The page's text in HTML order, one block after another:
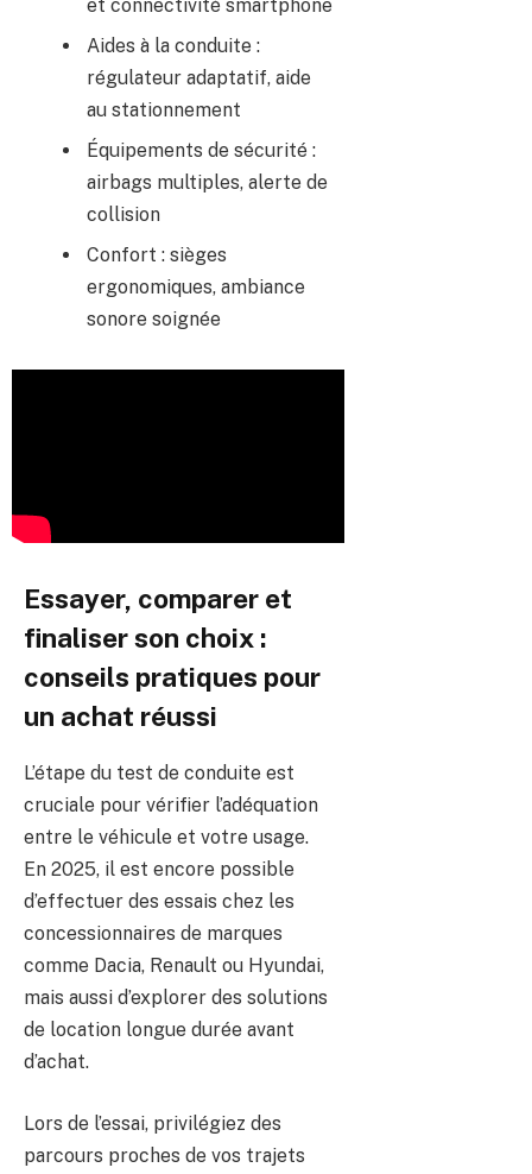
et connectivité smartphone
Aides à la conduite :
régulateur adaptatif, aide
au stationnement
Équipements de sécurité :
airbags multiples, alerte de
collision
Confort : sièges
ergonomiques, ambiance
sonore soignée
Essayer, comparer et
finaliser son choix :
conseils pratiques pour
un achat réussi
L’étape du test de conduite est
cruciale pour vérifier l’adéquation
entre le véhicule et votre usage.
En 2025, il est encore possible
d’effectuer des essais chez les
concessionnaires de marques
comme Dacia, Renault ou Hyundai,
mais aussi d’explorer des solutions
de location longue durée avant
d’achat.
Lors de l’essai, privilégiez des
parcours proches de vos trajets